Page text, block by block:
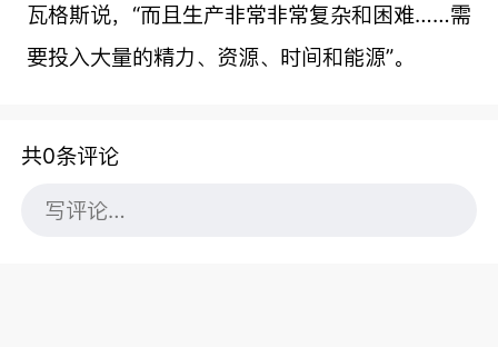
瓦格斯说，“而且生产非常非常复杂和困难……需
要投入大量的精力、资源、时间和能源”。
共0条评论